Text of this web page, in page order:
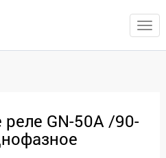
GN-50A /90-
ЗАКРЫТЬ